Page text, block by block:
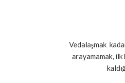
Vedalaşmak
arayamamak, ilk